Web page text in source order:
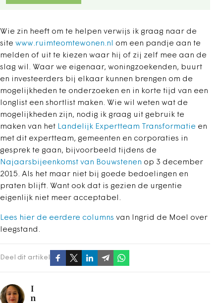
Wie zin heeft om te helpen verwijs ik graag naar de
site www.ruimteomtewonen.nl
om een pandje aan te
melden of uit te kiezen waar hij of zij zelf mee aan de
slag wil. Waar we eigenaar, woningzoekenden, buurt
en investeerders bij elkaar kunnen brengen om de
mogelijkheden te onderzoeken en in korte tijd van een
longlist een shortlist maken. Wie wil weten wat de
mogelijkheden zijn, nodig ik graag uit gebruik te
maken van het Landelijk Expertteam Transformatie en
met dit expertteam, gemeenten en corporaties in
gesprek te gaan, bijvoorbeeld tijdens de
Najaarsbijeenkomst van Bouwstenen op 3 december
2015. Als het maar niet bij goede bedoelingen en
praten blijft. Want ook dat is gezien de urgentie
eigenlijk niet meer acceptabel.
Lees hier de eerdere columns van Ingrid de Moel over
leegstand.
Deel dit artikel
I
n